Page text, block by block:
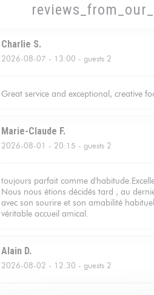
Charlie S
2026-08-07 - 13:00 - guests 2
Great service and exceptional, creative
Marie-Claude F
2026-08-01 - 20:15 - guests 2
toujours parfait comme
Nous nous étions décidés tard , au
avec son sourire et son amabilité
véritable accueil amical.
Alain D
2026-08-02 - 12:30 - guests 2